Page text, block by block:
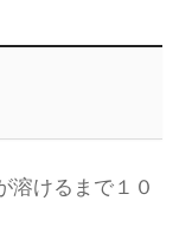
溶けるまで１０